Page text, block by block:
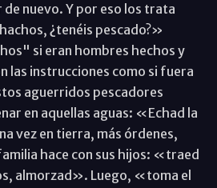
de nuevo. Y por eso los trata
¿tenéis pescado?»
si eran hombres hechos y
las instrucciones como si fuera
aguerridos pescadores
en aquellas aguas: «Echad la
vez en tierra, más órdenes,
hace con sus hijos: «traed
almorzad». Luego, «toma el